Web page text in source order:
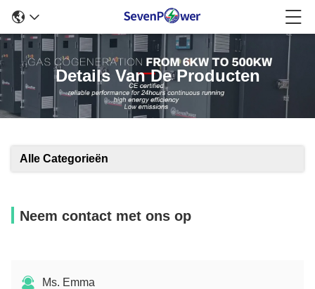
Details Van De Producten
Alle Categorieën
Neem contact met ons op
Ms. Emma